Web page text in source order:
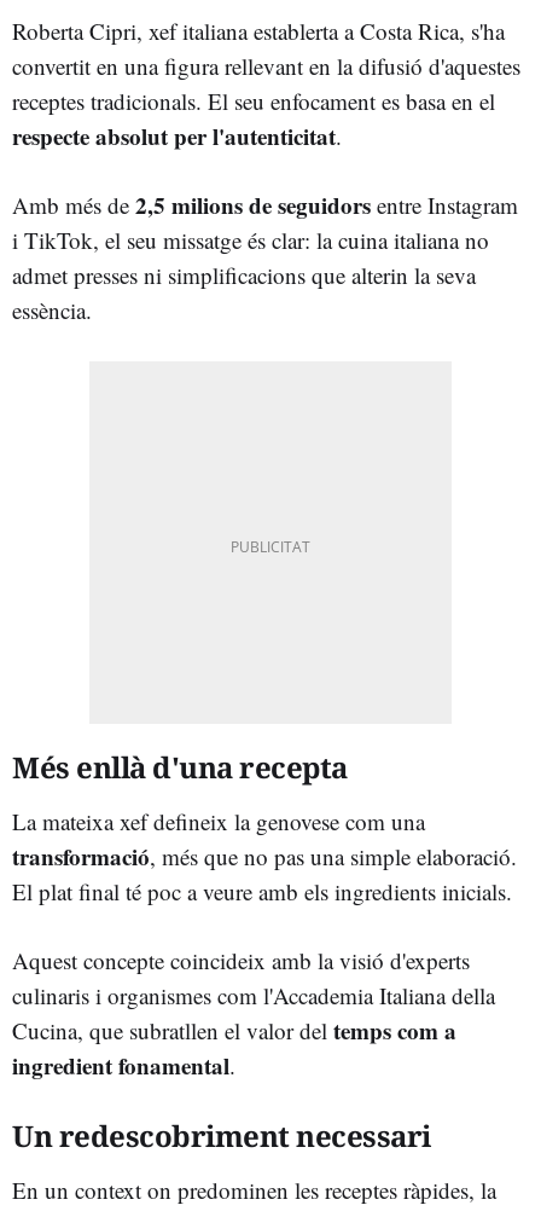
Roberta Cipri, xef italiana establerta a Costa Rica, s'ha
convertit en una figura rellevant en la difusió d'aquestes
receptes tradicionals. El seu enfocament es basa en el
respecte absolut per l'autenticitat.
Amb més de 2,5 milions de seguidors entre Instagram
i TikTok, el seu missatge és clar: la cuina italiana no
admet presses ni simplificacions que alterin la seva
essència.
Més enllà d'una recepta
La mateixa xef defineix la genovese com una
transformació, més que no pas una simple elaboració.
El plat final té poc a veure amb els ingredients inicials.
Aquest concepte coincideix amb la visió d'experts
culinaris i organismes com l'Accademia Italiana della
Cucina, que subratllen el valor del temps com a
ingredient fonamental.
Un redescobriment necessari
En un context on predominen les receptes ràpides, la